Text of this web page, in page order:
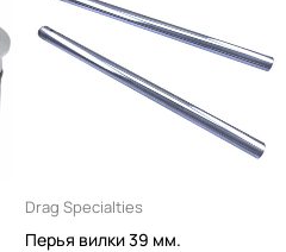
Drag Specialties
Перья вилки 39 мм.